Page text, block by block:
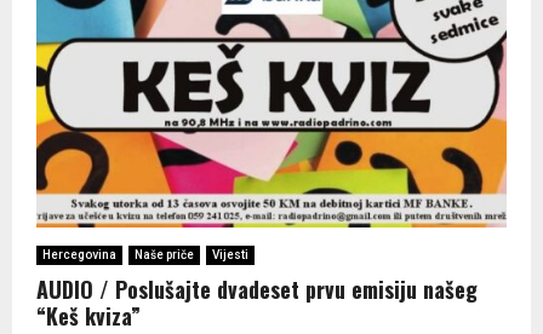
Hercegovina Naše priče Vijesti
AUDIO / Poslušajte dvadeset prvu emisiju našeg
“Keš kviza”